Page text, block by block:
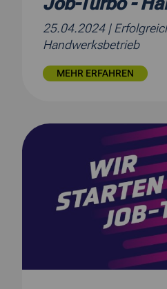
25.04.2024 |
Handwerksbetrieb
MEHR ERFAHREN